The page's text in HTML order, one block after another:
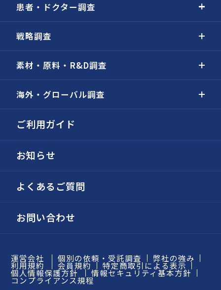
患者・ドクター調査
戦略調査
素材・原料・R&D調査
海外・グローバル調査
ご利用ガイド
お知らせ
よくあるご質問
お問い合わせ
運営会社 個別の依頼・受託調査 弊社の強み
利用規約 会員規約 特定商取引による表示
個人情報保護方針 情報セキュリティ基本方針
コンプライアンス規程